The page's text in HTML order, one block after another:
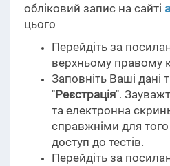
обліковий запис на сайті
цього
Перейдіть за
верхньому правому
Заповніть Ваші дані
"Реєстрація".
та електронна
справжніми для
доступ до тестів.
Перейдіть за